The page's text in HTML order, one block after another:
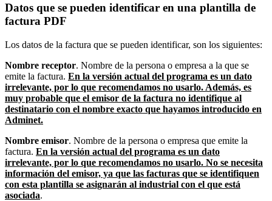
Datos que se pueden identificar en una plantilla de
factura PDF
Los datos de la factura que se pueden identificar, son los siguientes:
Nombre receptor. Nombre de la persona o empresa a la que se
emite la factura. En la versión actual del programa es un dato
irrelevante, por lo que recomendamos no usarlo. Además, es
muy probable que el emisor de la factura no identifique al
destinatario con el nombre exacto que hayamos introducido en
Adminet.
Nombre emisor. Nombre de la persona o empresa que emite la
factura. En la versión actual del programa es un dato
irrelevante, por lo que recomendamos no usarlo. No se necesita
información del emisor, ya que las facturas que se identifiquen
con esta plantilla se asignarán al industrial con el que está
asociada.